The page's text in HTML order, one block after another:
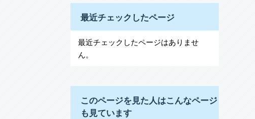
最近チェックしたページ
最近チェックしたページはありませ
ん。
このページを見た人はこんなページ
も見ています